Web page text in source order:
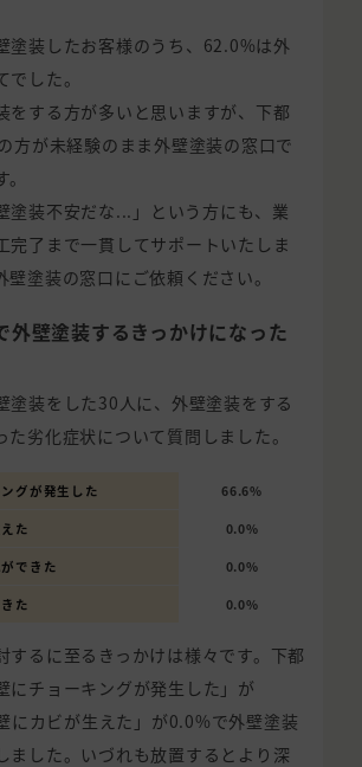
塗装したお客様のうち、62.0%は外
した。
をする方が多いと思いますが、下都
方が未経験のまま外壁塗装の窓口で
塗装不安だな...」という方にも、業
完了まで一貫してサポートいたしま
壁塗装の窓口にご依頼ください。
外壁塗装するきっかけになった
塗装をした30人に、外壁塗装をする
た劣化症状について質問しました。
グが発生した 66.6%
た 0.0%
できた 0.0%
た 0.0%
するに至るきっかけは様々です。下都
にチョーキングが発生した」が
にカビが生えた」が0.0%で外壁塗装
ました。いづれも放置するとより深